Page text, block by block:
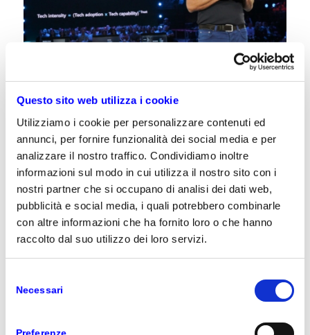
Questo sito web utilizza i cookie
Utilizziamo i cookie per personalizzare contenuti ed
annunci, per fornire funzionalità dei social media e per
analizzare il nostro traffico. Condividiamo inoltre
informazioni sul modo in cui utilizza il nostro sito con i
nostri partner che si occupano di analisi dei dati web,
pubblicità e social media, i quali potrebbero combinarle
con altre informazioni che ha fornito loro o che hanno
raccolto dal suo utilizzo dei loro servizi.
delNecessari
Microsoft Inspire 2019 – 14/18 luglio, Las
Vegas, Nevada.
Si è da pochi giorni conclusa a Las Vegas, Microsoft
Inspire 2019, l’annuale conferenzadedicata al
mondo dei partner.
L’evento, come ogni anno, è stata l’occasione per
fare ilpunto sulla strategia di Microsofta
supporto dell’ecosistema dei partner e per
annunciare alcune novità sulle soluzioni
Microsoftin grado di accompagnare le aziende nel
proprio percorso di trasformazione digitale.
Microsoft Italiaè in prima file in questa
trasformazione e a conferma di questo impegno,
quest’anno l’Italia è stata premiata, per la prima
Microsoft. Un traguardo di grande prestigio che